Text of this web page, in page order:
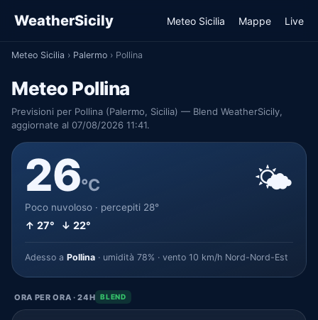
WeatherSicily Meteo Sicilia Mappe Live
Meteo Sicilia › Palermo › Pollina
Meteo Pollina
Previsioni per Pollina (Palermo, Sicilia) — Blend WeatherSicily,
aggiornate al 07/08/2026 11:41.
26°C
Poco nuvoloso · percepiti 28°
↑ 27° ↓ 22°
🌤️
Adesso a Pollina · umidità 78% · vento 10 km/h Nord-Nord-Est
ORA PER ORA · 24H BLEND